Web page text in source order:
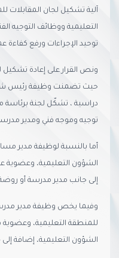
آلية تشكيل لجان المقابلات
التعليمية ووظائف التوجيه
توحيد الإجراءات ورفع كفاءة
ونص القرار على إعادة تشكيل
حيث تضمنت وظيفة رئيس
دراسية ، تشكّل لجنة
توجيه وموجه فني ومدير
أما بالنسبة لوظيفة مدير
إلى جانب مدير مدرسة أو
وفيما يخص وظيفة مدير
للمنطقة التعليمية، وعضوية
الشؤون التعليمية، إضافة